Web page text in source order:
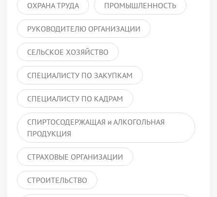
ОХРАНА ТРУДА ПРОМЫШЛЕННОСТЬ
РУКОВОДИТЕЛЮ ОРГАНИЗАЦИИ
СЕЛЬСКОЕ ХОЗЯЙСТВО
СПЕЦИАЛИСТУ ПО ЗАКУПКАМ
СПЕЦИАЛИСТУ ПО КАДРАМ
СПИРТОСОДЕРЖАЩАЯ и АЛКОГОЛЬНАЯ
ПРОДУКЦИЯ
СТРАХОВЫЕ ОРГАНИЗАЦИИ
СТРОИТЕЛЬСТВО